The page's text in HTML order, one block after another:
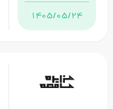
1405/05/24